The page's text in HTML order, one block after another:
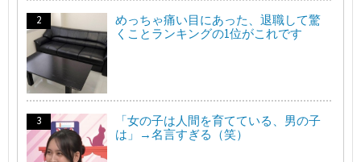
めっちゃ痛い目にあった、退職して驚
くことランキングの1位がこれです
「女の子は人間を育てている、男の子
は」→名言すぎる（笑）